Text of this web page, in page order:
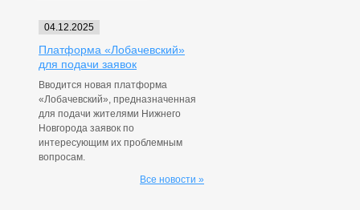
04.12.2025
Платформа «Лобачевский»
для подачи заявок
Вводится новая платформа
«Лобачевский», предназначенная
для подачи жителями Нижнего
Новгорода заявок по
интересующим их проблемным
вопросам.
Все новости »